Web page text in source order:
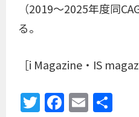
（2019～2025年度同
る。
［i Magazine・IS
Twitter
Facebook
Email